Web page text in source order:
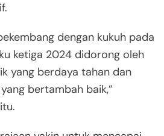
dengan kukuh pada
ketiga 2024 didorong oleh
yang berdaya tahan dan
bertambah baik,”